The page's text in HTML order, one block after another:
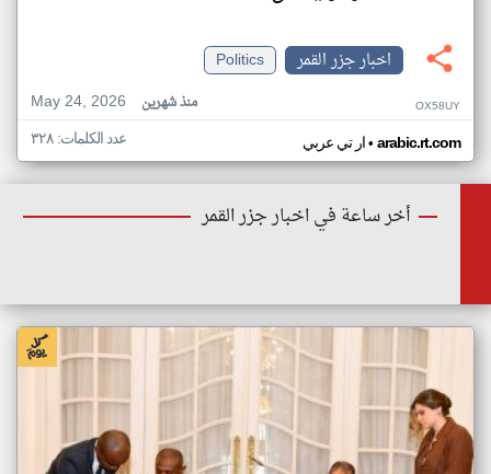
اخبار جزر القمر
Politics
May 24, 2026
منذ شهرين OX58UY
ار تي عربي• arabic.rt.com عدد الكلمات: ٣٢٨
أخر ساعة في اخبار جزر القمر